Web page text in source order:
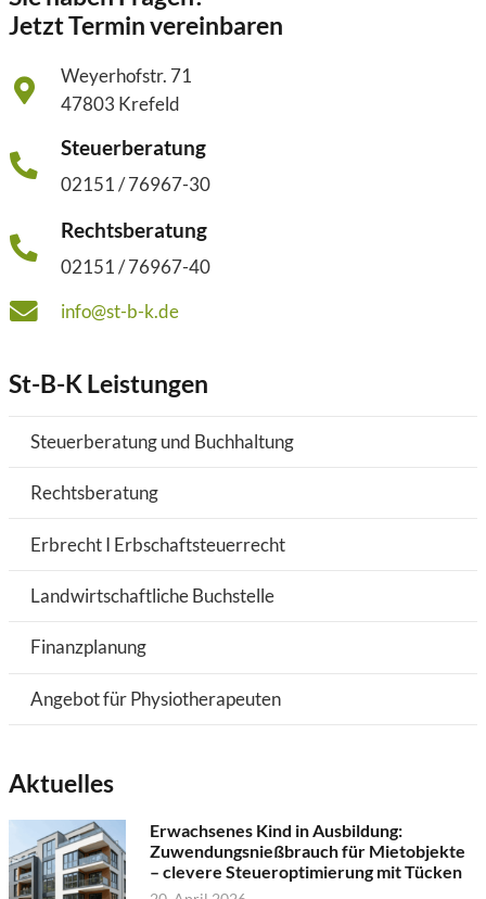
Jetzt Termin vereinbaren
Weyerhofstr. 71
47803 Krefeld
Steuerberatung
02151 / 76967-30
Rechtsberatung
02151 / 76967-40
info@st-b-k.de
St-B-K Leistungen
Steuerberatung und Buchhaltung
Rechtsberatung
Erbrecht I Erbschaftsteuerrecht
Landwirtschaftliche Buchstelle
Finanzplanung
Angebot für Physiotherapeuten
Aktuelles
Erwachsenes Kind in Ausbildung:
Zuwendungsnießbrauch für Mietobjekte
– clevere Steueroptimierung mit Tücken